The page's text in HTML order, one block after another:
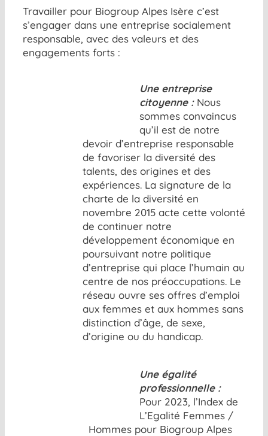
Travailler pour Biogroup Alpes Isère c’est
s’engager dans une entreprise socialement
responsable, avec des valeurs et des
engagements forts :
Une entreprise
citoyenne :Nous
sommes convaincus
qu’il est de notre
devoir d’entreprise responsable
de favoriser la diversité des
talents, des origines et des
expériences. La signature de la
charte de la diversité en
novembre 2015 acte cette volonté
de continuer notre
développement économique en
poursuivant notre politique
d’entreprise qui place l’humain au
centre de nos préoccupations. Le
réseau ouvre ses offres d’emploi
aux femmes et aux hommes sans
distinction d’âge, de sexe,
d’origine ou du handicap.
Une égalité
professionnelle :
Pour 2023, l’Index de
L’Egalité Femmes /
Hommes pour Biogroup Alpes